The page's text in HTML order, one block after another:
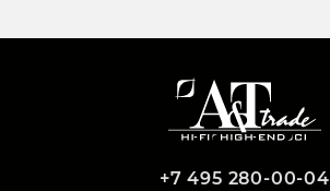
+7 495 280-00-04